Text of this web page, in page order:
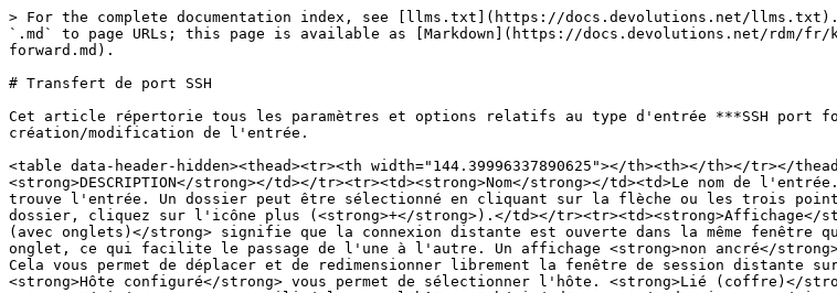
> For the complete documentation index, see [llms.txt](https://docs.devolutions.net/llms.txt). Markdown versions of documentation pages are available by appending `.md` to page URLs; this page is available as [Markdown](https://docs.devolutions.net/rdm/fr/knowledge-base/knowledge-base-articles/entry-settings/ssh-port-forward.md).

# Transfert de port SSH

Cet article répertorie tous les paramètres et options relatifs au type d'entrée ***SSH port forward***, chaque en-tête représentant un onglet dans la fenêtre de création/modification de l'entrée.

<table data-header-hidden><thead><tr><th width="144.39996337890625"></th><th></th></tr></thead><tbody><tr><td><strong>PARAMÈTRES</strong></td><td><strong>DESCRIPTION</strong></td></tr><tr><td><strong>Nom</strong></td><td>Le nom de l'entrée.</td></tr><tr><td><strong>Dossier</strong></td><td>Le dossier où se trouve l'entrée. Un dossier peut être sélectionné en cliquant sur la flèche ou les trois points pour ouvrir la fenêtre <strong>Dossier</strong>. Pour créer un nouveau dossier, cliquez sur l'icône plus (<strong>+</strong>).</td></tr><tr><td><strong>Affichage</strong></td><td>La façon dont la session est affichée. <strong>Incorporé (avec onglets)</strong> signifie que la connexion distante est ouverte dans la même fenêtre que les autres onglets ou entrées. Chaque connexion possède son propre onglet, ce qui facilite le passage de l'une à l'autre. Un affichage <strong>non ancré</strong> désigne la fenêtre de session détachée de l'application principale. Cela vous permet de déplacer et de redimensionner librement la fenêtre de session distante sur votre bureau.</td></tr><tr><td><strong>Hôte</strong></td><td><strong>Hôte configuré</strong> vous permet de sélectionner l'hôte. <strong>Lié (coffre)</strong> indique que l'hôte de l'entrée est lié à une entrée d'hôte. <strong>Hérité</strong> est utilisé lorsque l'hôte est hérité d'une entrée de niveau supérieur ou parente.</td></tr><tr><td><strong>Informations d'identification</strong></td><td><ul><li><strong>Nom d'utilisateur et mot de passe</strong> : vous définirez le nom d'utilisateur et le mot de passe dans l'onglet <strong>Général</strong>.</li><li><strong>Lié (coffre)</strong> : lie aux informations d'identification disponibles dans le coffre partagé actuel. Pour utiliser cette fonctionnalité, les utilisateurs doivent avoir l'autorisation <strong>Afficher</strong> sur l'entrée.</li><li><strong>Hérité</strong> : l'héritage signifie que les informations d'identification seront automatiquement transmises d'une entrée de niveau supérieur aux entrées de niveau inférieur qui en héritent.</li><li><strong>Mes informations d'identification personnelles</strong> : ces informations d'identification ne sont pas spécifiques à l'entrée, mais proviennent de l'option sous <strong>Fichier</strong> – <strong>Mes paramètres de compte</strong> – <strong>Informations d'identification locales</strong> – <strong>Mes informations d'identification personnelles</strong>.</li><li><strong>Aucune</strong> : Remote Desktop Manager n'enverra pas d'informations d'identification à l'entrée.</li><li><strong>Rechercher par nom (coffre utilisateur)</strong> : recherche le nom d'une entrée dans le coffre utilisateur.</li><li><strong>Mon compte privilégié</strong> : ces informations d'identification ne sont pas spécifiques à l'entrée, mais proviennent de l'option sous <strong>Fichier</strong> – <strong>Mes paramètres de compte</strong> – <strong>Informations d'identification locales</strong> – <strong>Mon compte privilégié</strong>.</li></ul></td></tr></tbody></table>

### Général

L'onglet ***Général*** vous permet d'ajouter, de modifier, de supprimer, d'importer et d'exporter des données de redirection de port. Les redirections de port ajoutées apparaissent dans la zone de l'onglet.

![](https://cdnweb.devolutions.net/docs/RDMW4387_2025_3.png)

### Paramètres SSH

![](https://cdnweb.devolutions.net/docs/RDMW4388_2025_3.png)

<table><thead><tr><th width="215.5999755859375">PARAMÈTRES</th><th>DESCRIPTION</th></tr></thead><tbody><tr><td><strong>Hôte</strong></td><td>Le champ contient le nom d'hôte. Un clic sur le bouton représentant des points de suspension ouvre le menu <em><strong>Liste des ordinateurs</strong></em>. Un clic sur <em><strong>Par défaut</strong></em> ouvre le menu <em><strong>Port</strong></em>. Le bouton <em><strong>Générateur de ports...</strong></em> permet de générer des ports selon une liste de paramètres.</td></tr><tr><td><strong>Nom d'utilisateur</strong></td><td>Les informations d'identification de connexion de cette entrée.</td></tr><tr><td><strong>Mot de passe</strong></td><td>Les informations d'identification de connexion de cette entrée.</td></tr><tr><td><strong>Chaîne d'invite de mot de passe</strong></td><td>Une chaîne utilisée si un serveur dispose d'un processus de connexion différent (ce champ est facultatif).</td></tr><tr><td><strong>Chaîne d'invite OTP</strong></td><td>Une chaîne utilisée pour savoir quand envoyer l'OTP (ce champ est facultatif).</td></tr><tr><td><strong>Utiliser une carte à puce</strong></td><td>Utilise la carte à puce.</td></tr><tr><td><strong>Méthode de certificat</strong></td><td>La méthode utilisée pour récupérer les informations d'identification de la carte à puce.</td></tr><tr><td><strong>PIN</strong></td><td>Le PIN de la carte à puce.</td></tr></tbody></table>

### Clé SSH

#### Clé

![](https://cdnweb.devolutions.net/docs/RDMW4389_2025_3.png)

<table data-header-hidden><thead><tr><th width="129.20001220703125"></th><th></th></tr></thead><tbody><tr><td><strong>PARAMÈTRES</strong></td><td><strong>DESCRIPTION</strong></td></tr><tr><td><strong>Type d'entrée</